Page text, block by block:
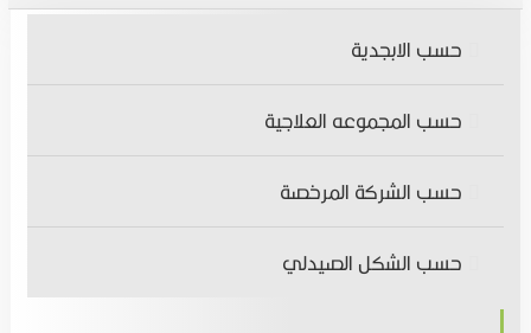
المتممات الغذائية,المستحضرات الصحية والتجميليةالتوظيف
تواصل معنا
اتصل بنـا
حسب الابجدية
حسب المجموعه العلاجية
حسب الشركة المرخصة
حسب الشكل الصيدلي